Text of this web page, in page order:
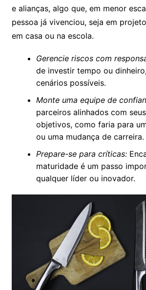
e alianças, algo que, em menor
pessoa já vivenciou, seja em
em casa ou na escola.
Gerencie riscos com
de investir tempo ou
cenários possíveis.
Monte uma equipe de
parceiros alinhados com
objetivos, como faria para
ou uma mudança de carreira.
Prepare-se para críticas:
maturidade é um passo
qualquer líder ou inovador.